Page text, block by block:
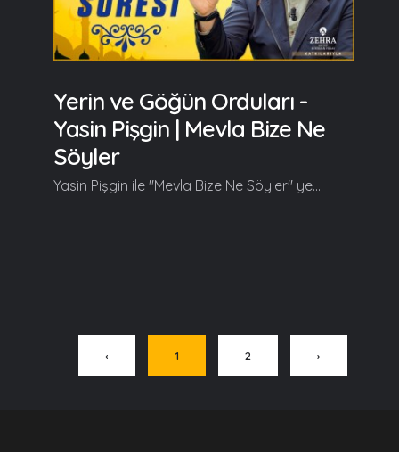
Yerin ve Göğün Orduları -
Yasin Pişgin | Mevla Bize Ne
Söyler
Yasin Pişgin ile "Mevla Bize Ne Söyler" yeni bölümüyle kaldığı yerden devam ediyor. Yasin Pişgin bu bölümde Fil Suresi'ni, Ebrehe ve Fil Ordusu'na ne olduğunu ve Allah'ın bize Fil Suresi ile ne söylediğini anlattı. Yasin Pişgin bu bölümün başlangıcında şunları anlattı; Sevgili gönül dostlarımız, bu gün inşallah Ebrehe'ye ve Fil Ordusu'na ne oldu?, Allah bize Fil Suresi ile ne söyler? bunu anlamaya, bunu idrak etmeye çalışacağız inşallah bu gün... Yıl 570, Miladi. Bir hareket var Ortadoğu'da, Yemen bölgesinde... Yemen bölgesinde bir hükümdar var, ismi Ebrehe'tül Eşrem. Ebrehe bir katedral, büyük bir katedral yaptırıyor Yemen'e ve bununla bir amacı var, insanlar çünkü Hac zamanı oluk oluk, akın akın Beytullah'a, Mekke-i Mükerreme'ye gidiyorlar. Orada çok ciddi bir ticari merkez oluşuyor ve bu etraftaki pek çok zalim ve zorba iştahını kabartıyor. Ebrehe'de bunlardan bir tanesi... Ebrehe insanların oraya ilgisini, alakasını kıskandığı için oraya bir katedral yaptı ve insanların hem ticari anlamda, hem de ilgi ve iltifat anlamında bütün insanları Yemen'e çekmek istedi fakat bunda başarılı olamadı. Başarılı olamayınca bir tuzak kurdu Ebrehe ve o tuzakla Kabe'yi, Allah'ın evini tamamen yok etmeyi, yıkmayı ve o bölgeyi yerle bir etmeyi hedefledi... Devamı videoda... Ramazan güzeldir, Beraber güzelleşelim...
‹ 1 2 ›